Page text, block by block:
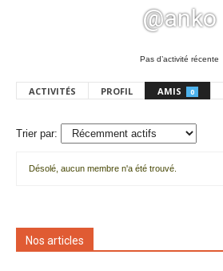
@anko
Pas d’activité récente
ACTIVITÉS PROFIL AMIS 0
Trier par:
amis
Désolé, aucun membre n'a été trouvé.
Nos articles